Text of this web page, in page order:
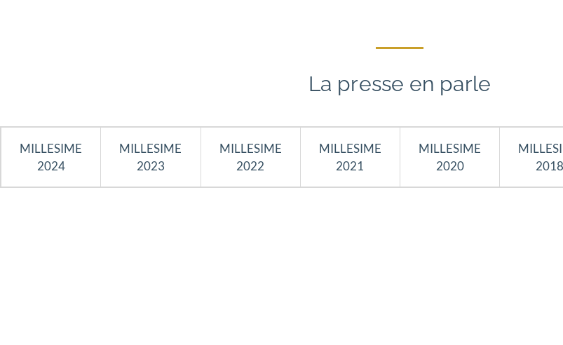
La presse en parle
MILLESIME
2024
MILLESIME
2023
MILLESIME
2022
MILLESIME
2021
MILLESIME
2020
2018